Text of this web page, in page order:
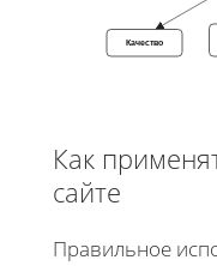
Качество
Как
сайте
Правильное